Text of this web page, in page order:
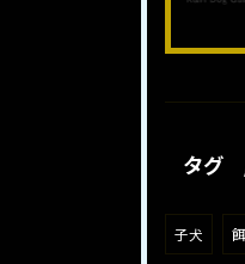
タグ
子犬